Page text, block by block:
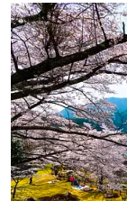
んな桜と蔵王権
周辺のスポット
見て下さい！